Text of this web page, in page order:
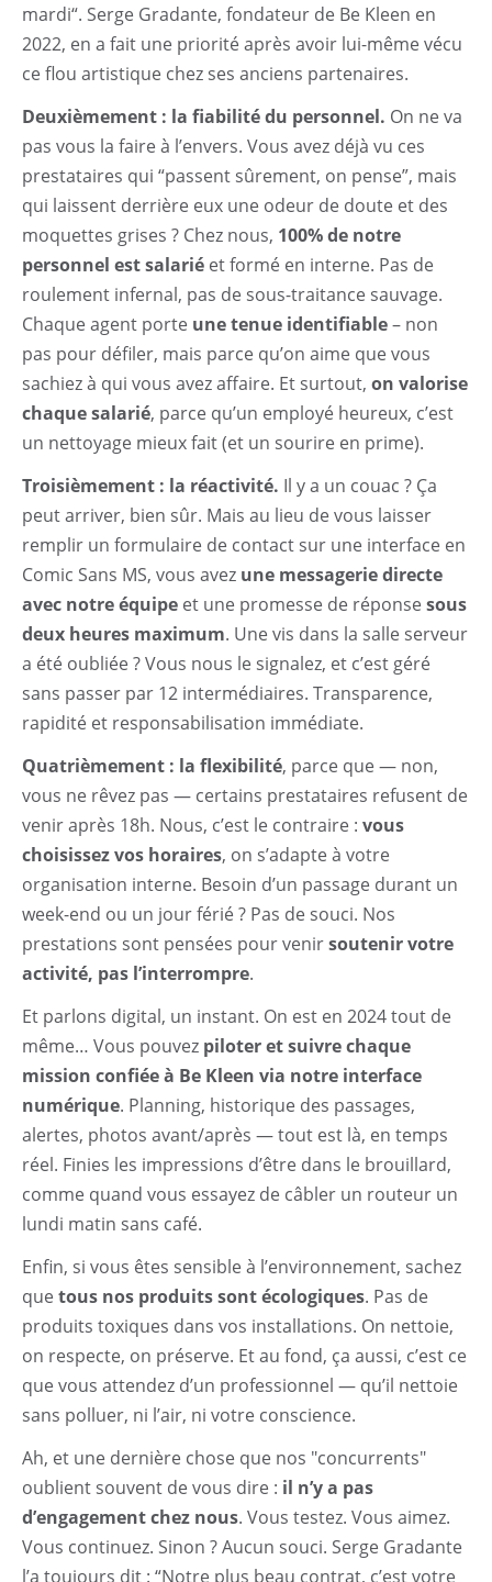
mardi“. Serge Gradante, fondateur de Be Kleen en
2022, en a fait une priorité après avoir lui-même vécu
ce flou artistique chez ses anciens partenaires.
Deuxièmement : la fiabilité du personnel. On ne va
pas vous la faire à l’envers. Vous avez déjà vu ces
prestataires qui “passent sûrement, on pense”, mais
qui laissent derrière eux une odeur de doute et des
moquettes grises ? Chez nous, 100% de notre
personnel est salarié et formé en interne. Pas de
roulement infernal, pas de sous-traitance sauvage.
Chaque agent porte une tenue identifiable– non
pas pour défiler, mais parce qu’on aime que vous
sachiez à qui vous avez affaire. Et surtout, on valorise
chaque salarié, parce qu’un employé heureux, c’est
un nettoyage mieux fait (et un sourire en prime).
Troisièmement : la réactivité. Il y a un couac ? Ça
peut arriver, bien sûr. Mais au lieu de vous laisser
remplir un formulaire de contact sur une interface en
Comic Sans MS, vous avez une messagerie directe
avec notre équipe et une promesse de réponse sous
deux heures maximum. Une vis dans la salle serveur
a été oubliée ? Vous nous le signalez, et c’est géré
sans passer par 12 intermédiaires. Transparence,
rapidité et responsabilisation immédiate.
Quatrièmement : la flexibilité, parce que — non,
vous ne rêvez pas — certains prestataires refusent de
venir après 18h. Nous, c’est le contraire : vous
choisissez vos horaires, on s’adapte à votre
organisation interne. Besoin d’un passage durant un
week-end ou un jour férié ? Pas de souci. Nos
prestations sont pensées pour venirsoutenir votre
activité, pas l’interrompre.
Et parlons digital, un instant. On est en 2024 tout de
même… Vous pouvez piloter et suivre chaque
mission confiée à Be Kleen via notre interface
numérique. Planning, historique des passages,
alertes, photos avant/après — tout est là, en temps
réel. Finies les impressions d’être dans le brouillard,
comme quand vous essayez de câbler un routeur un
lundi matin sans café.
Enfin, si vous êtes sensible à l’environnement, sachez
que tous nos produits sont écologiques. Pas de
produits toxiques dans vos installations. On nettoie,
on respecte, on préserve. Et au fond, ça aussi, c’est ce
que vous attendez d’un professionnel — qu’il nettoie
sans polluer, ni l’air, ni votre conscience.
Ah, et une dernière chose que nos "concurrents"
oublient souvent de vous dire : il n’y a pas
d’engagement chez nous. Vous testez. Vous aimez.
Vous continuez. Sinon ? Aucun souci. Serge Gradante
l’a toujours dit : “Notre plus beau contrat, c’est votre